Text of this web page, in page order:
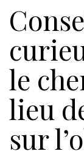
le
lieu
sur